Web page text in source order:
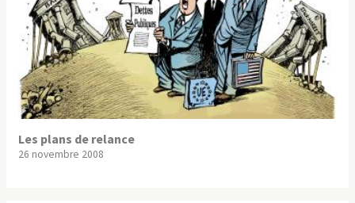
Les plans de relance
26 novembre 2008